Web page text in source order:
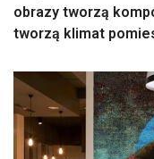
obrazy tworzą
tworzą klimat